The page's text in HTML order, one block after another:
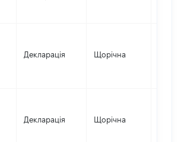
Декларація Щорічна
Декларація Щорічна